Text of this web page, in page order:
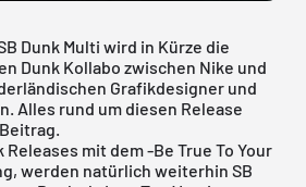
Dunk Multi wird in Kürze die
Dunk Kollabo zwischen Nike und
Grafikdesigner und
Alles rund um diesen Release
Releases mit dem -Be True To Your
werden natürlich weiterhin SB